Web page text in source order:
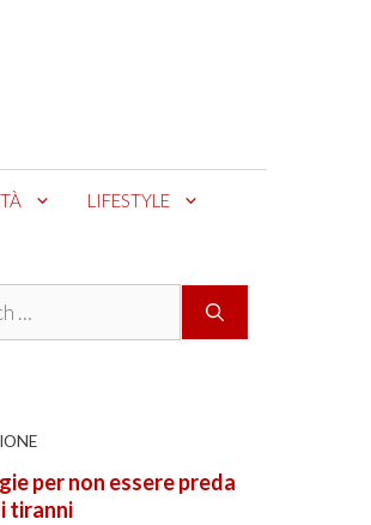
LIFESTYLE
per non essere preda
tiranni